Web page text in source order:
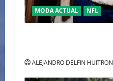
MODA ACTUAL NFL
ALEJANDRO DELFIN HUITRON